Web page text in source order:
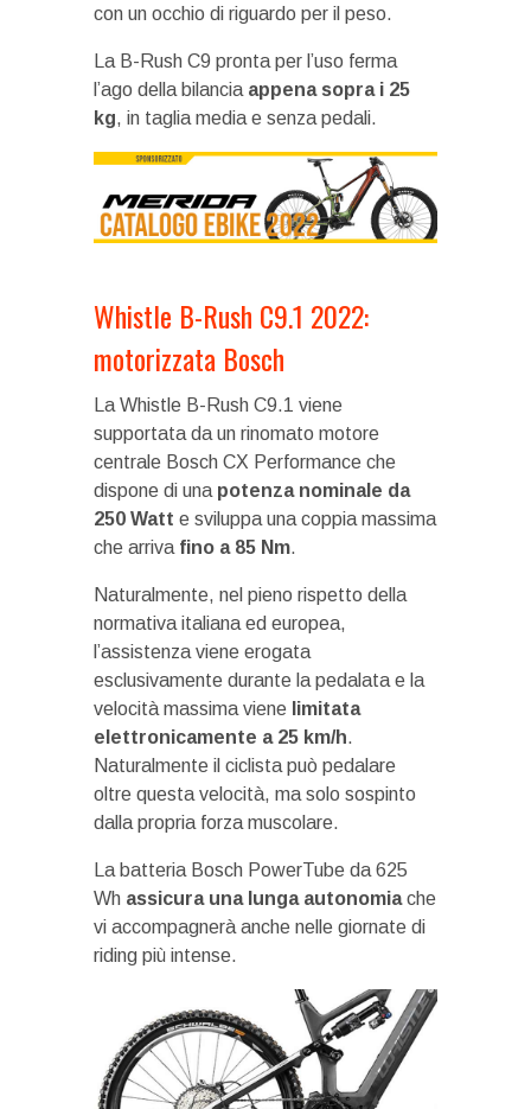
con un occhio di riguardo per il peso.
La B-Rush C9 pronta per l’uso ferma
l’ago della bilancia appena sopra i 25
kg, in taglia media e senza pedali.
Whistle B-Rush C9.1 2022:
motorizzata Bosch
La Whistle B-Rush C9.1 viene
supportata da un rinomato motore
centrale Bosch CX Performance che
dispone di una potenza nominale da
250 Watt e sviluppa una coppia massima
che arriva fino a 85 Nm.
Naturalmente, nel pieno rispetto della
normativa italiana ed europea,
l’assistenza viene erogata
esclusivamente durante la pedalata e la
velocità massima viene limitata
elettronicamente a 25 km/h.
Naturalmente il ciclista può pedalare
oltre questa velocità, ma solo sospinto
dalla propria forza muscolare.
La batteria Bosch PowerTube da 625
Wh assicura una lunga autonomiache
vi accompagnerà anche nelle giornate di
riding più intense.